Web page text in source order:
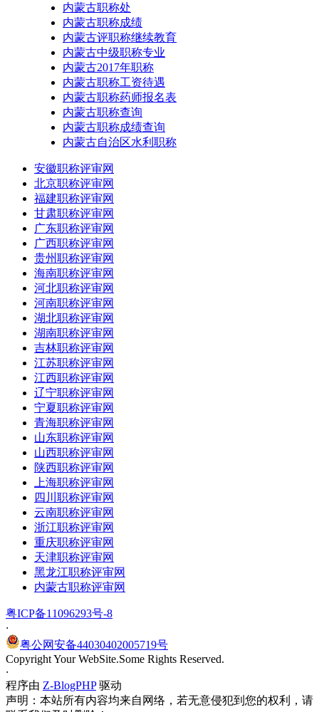
内蒙古职称处
内蒙古职称成绩
内蒙古评职称继续教育
内蒙古中级职称专业
内蒙古2017年职称
内蒙古职称工资待遇
内蒙古职称药师报名表
内蒙古职称查询
内蒙古职称成绩查询
内蒙古自治区水利职称
安徽职称评审网
北京职称评审网
福建职称评审网
甘肃职称评审网
广东职称评审网
广西职称评审网
贵州职称评审网
海南职称评审网
河北职称评审网
河南职称评审网
湖北职称评审网
湖南职称评审网
吉林职称评审网
江苏职称评审网
江西职称评审网
辽宁职称评审网
宁夏职称评审网
青海职称评审网
山东职称评审网
山西职称评审网
陕西职称评审网
上海职称评审网
四川职称评审网
云南职称评审网
浙江职称评审网
重庆职称评审网
天津职称评审网
黑龙江职称评审网
内蒙古职称评审网
粤ICP备11096293号-8
·
粤公网安备44030402005719号
Copyright Your WebSite.Some Rights Reserved.
·
程序由 Z-BlogPHP驱动
声明：本站所有内容均来自网络，若无意侵犯到您的权利，请